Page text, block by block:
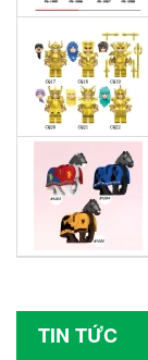
TIN TỨC